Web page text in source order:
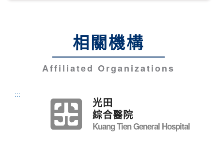
相關機構
Affiliated Organizations
:::
光田
綜合醫院
Kuang Tien General Hospital